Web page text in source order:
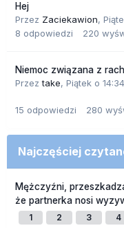
Hej
Przez Zaciekawion,
8 odpowiedzi 220
Niemoc związana z
Przeztake, Piątek o 14:34
15 odpowiedzi 280
Najczęściej
Mężczyźni,
że partnerka nosi
1 2 3 4